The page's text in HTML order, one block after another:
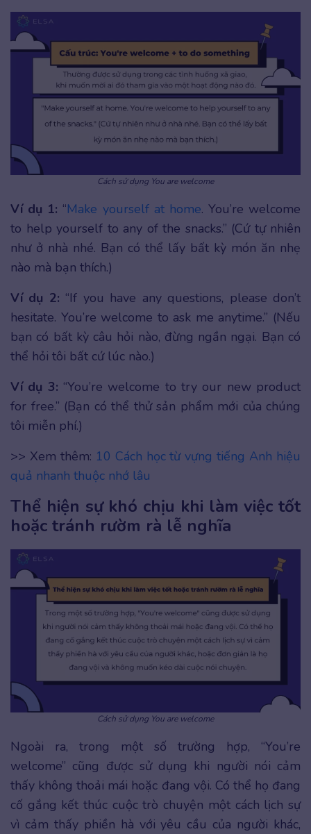
Cách sử dụng You are welcome
Ví dụ 1: “Make yourself at home. You’re welcome
to help yourself to any of the snacks.” (Cứ tự nhiên
như ở nhà nhé. Bạn có thể lấy bất kỳ món ăn nhẹ
nào mà bạn thích.)
Ví dụ 2: “If you have any questions, please don’t
hesitate. You’re welcome to ask me anytime.” (Nếu
bạn có bất kỳ câu hỏi nào, đừng ngần ngại. Bạn có
thể hỏi tôi bất cứ lúc nào.)
Ví dụ 3: “You’re welcome to try our new product
for free.” (Bạn có thể thử sản phẩm mới của chúng
tôi miễn phí.)
>> Xem thêm: 10 Cách học từ vựng tiếng Anh hiệu
quả nhanh thuộc nhớ lâu
Thể hiện sự khó chịu khi làm việc tốt
hoặc tránh rườm rà lễ nghĩa
Cách sử dụng You are welcome
Ngoài ra, trong một số trường hợp, “You’re
welcome” cũng được sử dụng khi người nói cảm
thấy không thoải mái hoặc đang vội. Có thể họ đang
cố gắng kết thúc cuộc trò chuyện một cách lịch sự
vì cảm thấy phiền hà với yêu cầu của người khác,